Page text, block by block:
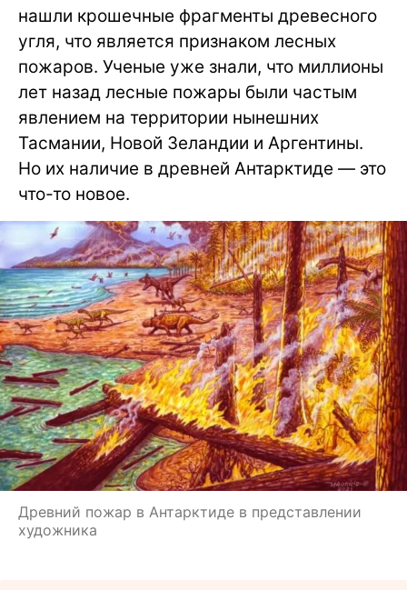
нашли крошечные фрагменты древесного
угля, что является признаком лесных
пожаров. Ученые уже знали, что миллионы
лет назад лесные пожары были частым
явлением на территории нынешних
Тасмании, Новой Зеландии и Аргентины.
Но их наличие в древней Антарктиде — это
что-то новое.
Древний пожар в Антарктиде в представлении
художника